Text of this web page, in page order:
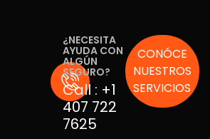
¿NECESITA
AYUDA CON
ALGÚN
SEGURO?
Call : +1
407 722
7625
CONÓCE
NUESTROS
SERVICIOS